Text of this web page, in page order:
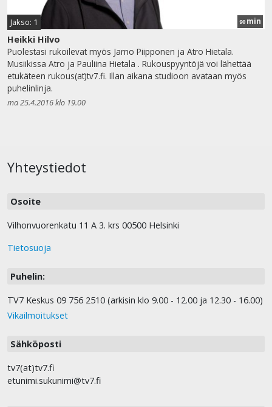
Jakso: 1 90 min
Heikki Hilvo
Puolestasi rukoilevat myös Jarno Piipponen ja Atro Hietala.
Musiikissa Atro ja Pauliina Hietala . Rukouspyyntöjä voi lähettää
etukäteen rukous(at)tv7.fi. Illan aikana studioon avataan myös
puhelinlinja.
ma 25.4.2016 klo 19.00
Yhteystiedot
Osoite
Vilhonvuorenkatu 11 A 3. krs 00500 Helsinki
Tietosuoja
Puhelin:
TV7 Keskus 09 756 2510 (arkisin klo 9.00 - 12.00 ja 12.30 - 16.00)
Vikailmoitukset
Sähköposti
tv7(at)tv7.fi
etunimi.sukunimi@tv7.fi